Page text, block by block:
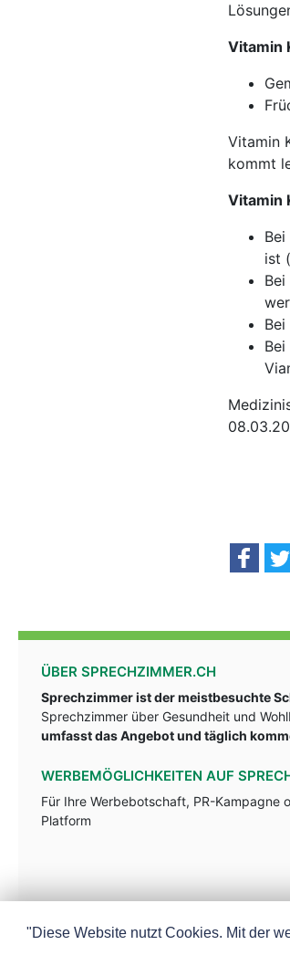
Vitamin
Vitamin
kommt
Vitamin
ist
ÜBER SPRECHZIMMER.CH
Sprechzimmer ist der meistbesuchte
Sprechzimmer über Gesundheit und
umfasst das Angebot und täglich
WERBEMÖGLICHKEITEN AUF
Für Ihre Werbebotschaft, PR-Kampagne
Platform
"Diese Website nutzt Cookies. Mit der